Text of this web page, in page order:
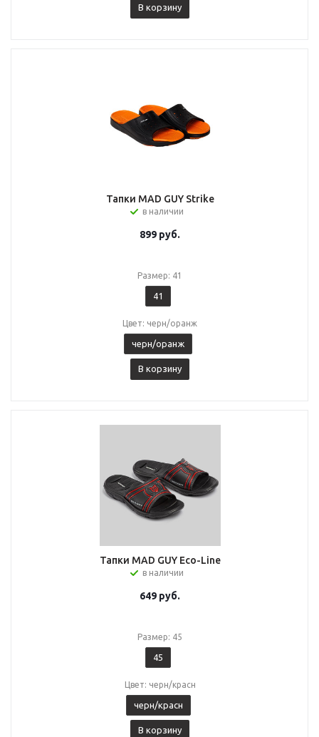
В корзину
Тапки MAD GUY Strike
в наличии
899 руб.
Размер: 41
41
Цвет: черн/оранж
черн/оранж
В корзину
Тапки MAD GUY Eco-Line
в наличии
649 руб.
Размер: 45
45
Цвет: черн/красн
черн/красн
В корзину